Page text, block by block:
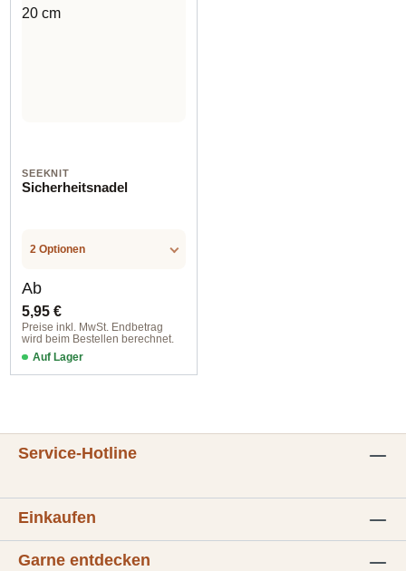
SEEKNIT
Sicherheitsnadel
2 Optionen
Regulärer Preis:
Ab
5,95 €
Preise inkl. MwSt. Endbetrag
wird beim Bestellen berechnet.
Auf Lager
Service-Hotline
Einkaufen
Garne entdecken